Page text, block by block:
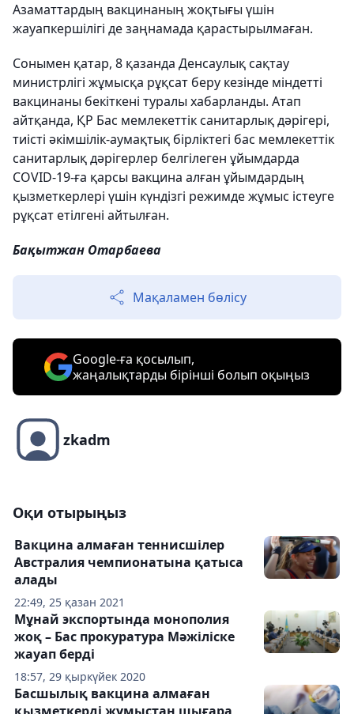
Азаматтардың вакцинаның жоқтығы үшін
жауапкершілігі де заңнамада қарастырылмаған.
Сонымен қатар, 8 қазанда Денсаулық сақтау
министрлігі жұмысқа рұқсат беру кезінде міндетті
вакцинаны бекіткені туралы хабарланды. Атап
айтқанда, ҚР Бас мемлекеттік санитарлық дәрігері,
тиісті әкімшілік-аумақтық бірліктегі бас мемлекеттік
санитарлық дәрігерлер белгілеген ұйымдарда
COVID-19-ға қарсы вакцина алған ұйымдардың
қызметкерлері үшін күндізгі режимде жұмыс істеуге
рұқсат етілгені айтылған.
Бақытжан Отарбаева
Мақаламен бөлісу
Google-ға қосылып,
жаңалықтарды бірінші болып оқыңыз
zkadm
Оқи отырыңыз
22:49, 25 қазан 2021
Вакцина алмаған теннисшілер
Австралия чемпионатына қатыса
алады
18:57, 29 қыркүйек 2020
Мұнай экспортында монополия
жоқ – Бас прокуратура Мәжіліске
жауап берді
Басшылық вакцина алмаған